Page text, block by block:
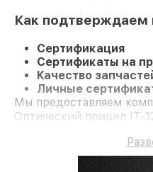
Как
Сертификация
Сертификаты на
Качество
Личные
Мы предоставляем
Оптический прицел IT-